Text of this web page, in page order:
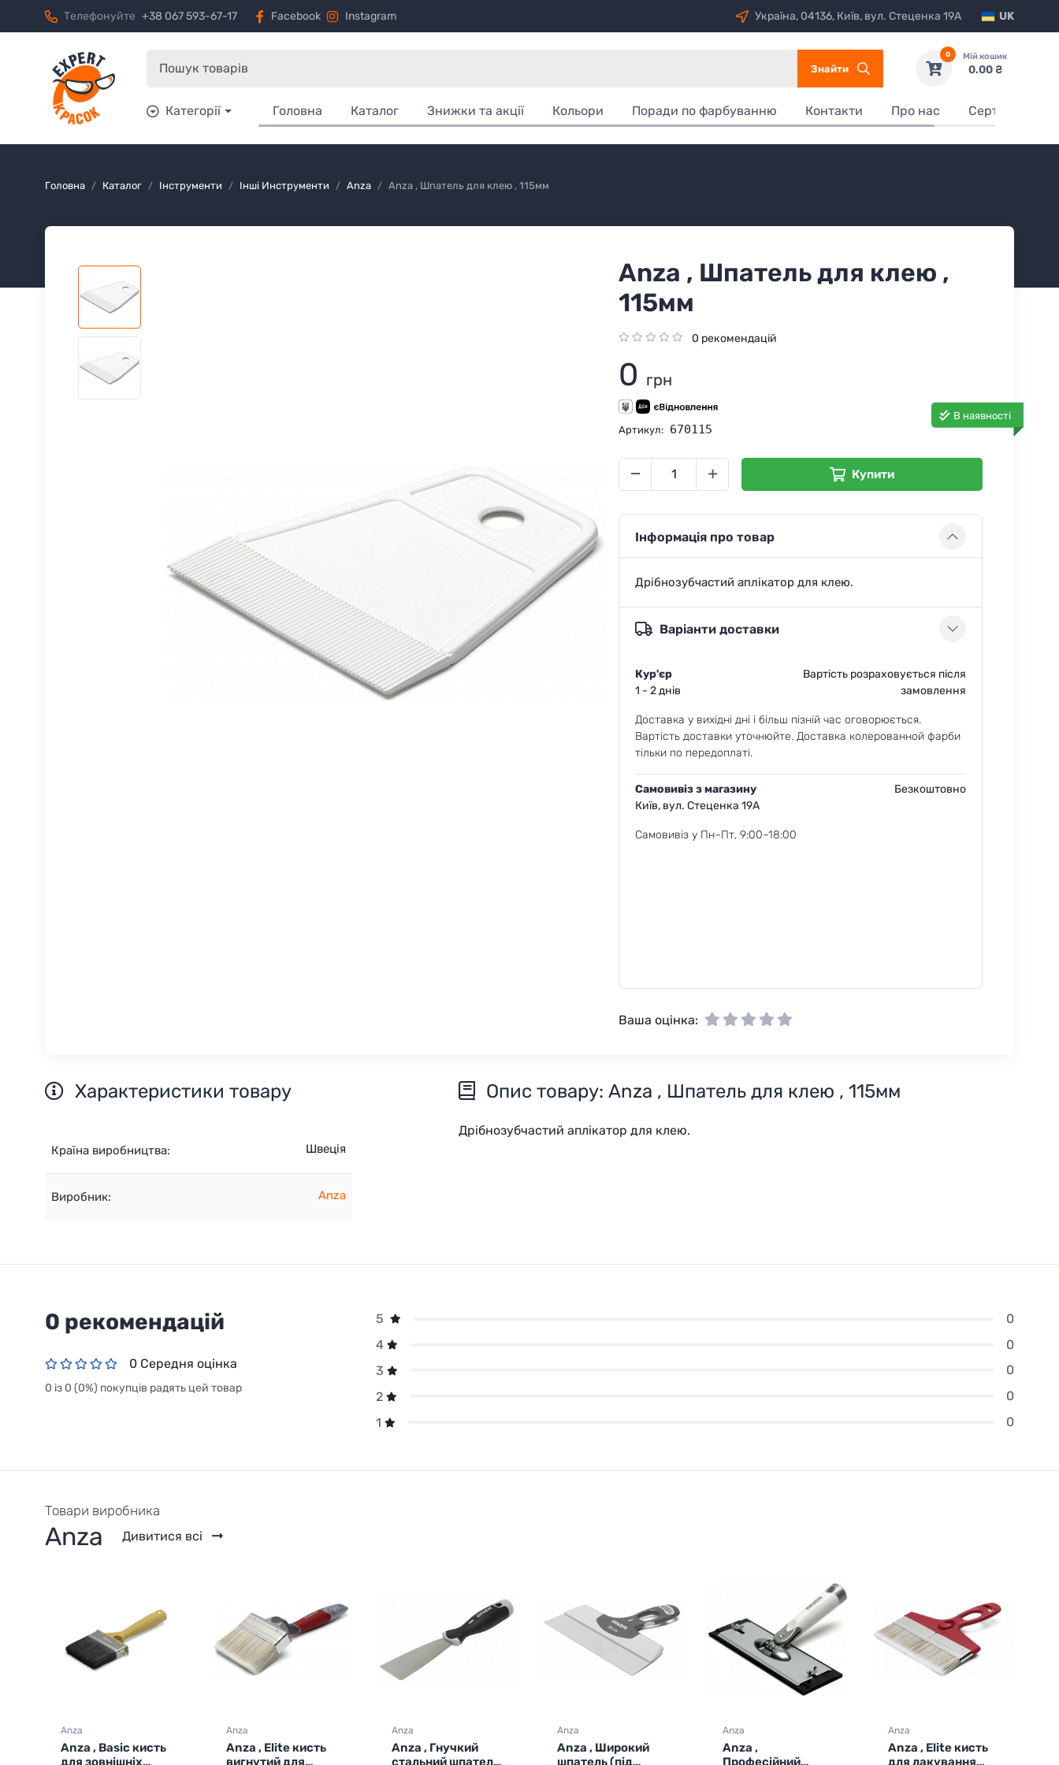
Телефонуйте +38 067 593-67-17 Facebook Instagram Україна, 04136, Київ, вул. Стеценка 19А UK
Знайти
0 Мій кошик
0.00 ₴
Категорії Головна Каталог Знижки та акції Кольори Поради по фарбуванню Контакти Про нас Сертифікати
Головна Каталог Інструменти Інші Инструменти Anza Anza , Шпатель для клею , 115мм
Anza , Шпатель для клею ,
115мм
0 рекомендацій
0 грн
Артикул: 670115
В наявності
Купити
Інформація про товар
Дрібнозубчастий аплікатор для клею.
Варіанти доставки
Кур'єр
1 - 2 днів
Вартість розраховується після
замовлення
Доставка у вихідні дні і більш пізній час оговорюється.
Вартість доставки уточнюйте. Доставка колерованной фарби
тільки по передоплаті.
Самовивіз з магазину
Київ, вул. Стеценка 19А
Безкоштовно
Самовивіз у Пн–Пт, 9:00–18:00
Ваша оцінка:
Характеристики товару
Країна виробництва: Швеція
Виробник: Anza
Опис товару: Anza , Шпатель для клею , 115мм
Дрібнозубчастий аплікатор для клею.
0 рекомендацій
0 Середня оцінка
0 із 0 (0%) покупців радять цей товар
5
0
4
0
3
0
2
0
1
0
Товари виробника
Anza Дивитися всі
Anza
Anza , Elite кисть
вигнутий для
Anza
Anza , Гнучкий
стальний шпатель
Anza
Anza , Широкий
шпатель (під
Anza
Anza ,
Професійний
Anza
Anza , Elite кисть
для лакування
Anza
Anza , X2T кисть
вигнута